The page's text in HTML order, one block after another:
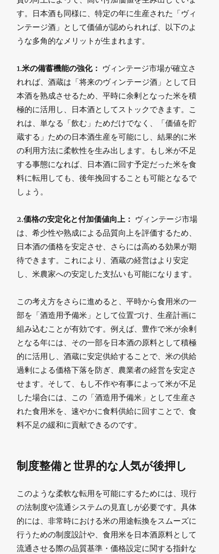
す。日本酒も同様に、特定の年に生産された「ヴィ
ンテージ酒」として価値が認められれば、以下のよ
うな多角的なメリットが生まれます。
1.米の備蓄機能の強化： ヴィンテージ市場が確立さ
れれば、酒蔵は「将来のヴィンテージ酒」として日
本酒を熟成させるため、平時に余剰となった米を積
極的に活用し、日本酒としてストックできます。こ
れは、単なる「飲む」ためだけでなく、「価値を貯
蔵する」ための日本酒生産を可能にし、結果的に米
の利用方法に柔軟性を生み出します。もし米が不足
する事態になれば、日本酒に回す予定だった米を食
料に転用しても、後年挽回することも可能となるで
しょう。
2.価格の安定化と付加価値向上： ヴィンテージ市場
は、希少性や熟成による品質向上を評価するため、
日本酒の価格を安定させ、さらには高める効果が期
待できます。これにより、酒蔵の経営はより安定
し、米農家への安定した支払いも可能になります。
この考え方をさらに進めると、平時から食用米の一
部を「酒造用予備米」として位置づけ、生産計画に
組み込むことが有効です。例えば、豊作で米が余剰
となる年には、その一部を日本酒の原料として積極
的に活用し、酒蔵に安定供給することで、米の供給
過剰による価格下落を防ぎ、農業者の経営を安定さ
せます。そして、もし不作や有事によって米が不足
した場合には、この「酒造用予備米」として生産さ
れた食用米を、速やかに食料供給に回すことで、食
料不足の緩和に貢献できるのです。
制度整備と世界的な人気が後押し
このような柔軟な転用を可能にするためには、現行
の法制度や流通システムの見直しが必要です。具体
的には、非常時における米の用途転換をスムーズに
行うための制度設計や、食用米を日本酒原料として
流通させる際の品質基準・価格設定に関する指針な